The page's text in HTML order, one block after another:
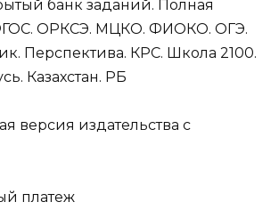
банк заданий. Полная
ОРКСЭ. МЦКО. ФИОКО. ОГЭ.
Перспектива. КРС. Школа 2100.
Казахстан. РБ
версия издательства с
платеж